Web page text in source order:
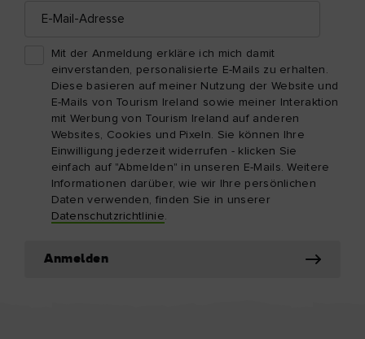
Mail-
Mit der Anmeldung erkläre ich mich damit
einverstanden, personalisierte E-Mails zu erhalten.
Diese basieren auf meiner Nutzung der Website und
E-Mails von Tourism Ireland sowie meiner Interaktion
mit Werbung von Tourism Ireland auf anderen
Websites, Cookies und Pixeln. Sie können Ihre
Einwilligung jederzeit widerrufen - klicken Sie
einfach auf "Abmelden" in unseren E-Mails. Weitere
Informationen darüber, wie wir Ihre persönlichen
Daten verwenden, finden Sie in unserer
Datenschutzrichtlinie.
Anmelden